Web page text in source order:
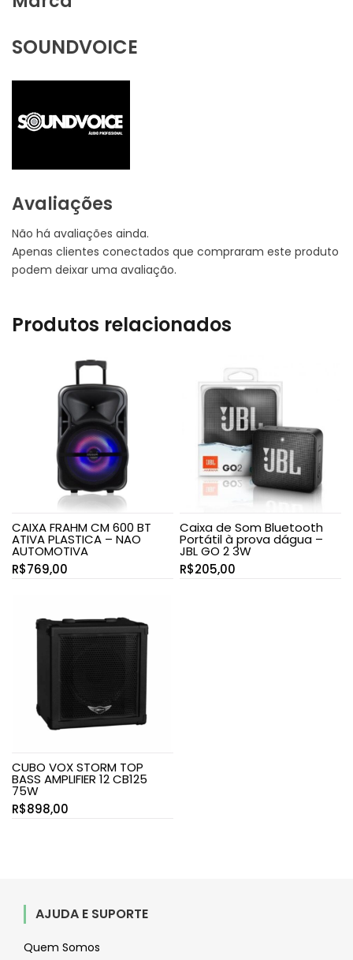
SOUNDVOICE
Avaliações
Não há avaliações ainda.
Apenas clientes conectados que compraram este produto
podem deixar uma avaliação.
Produtos relacionados
CAIXA FRAHM CM 600 BT
ATIVA PLASTICA – NAO
AUTOMOTIVA
R$769,00
Caixa de Som Bluetooth
Portátil à prova dágua –
JBL GO 2 3W
R$205,00
CUBO VOX STORM TOP
BASS AMPLIFIER 12 CB125
75W
R$898,00
AJUDA E SUPORTE
Quem Somos